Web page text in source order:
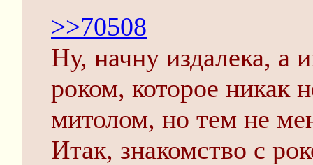
>>70508
Ну, начну издалека, а
роком, которое никак
митолом, но тем не
Итак, знакомство с